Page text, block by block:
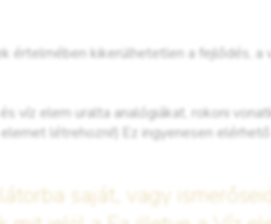
értelmében kikerülhetetlen a fejlődés,
víz elem uralta analógiákat, rokoni
létrehozni!) Ez ingyenesen
saját, vagy